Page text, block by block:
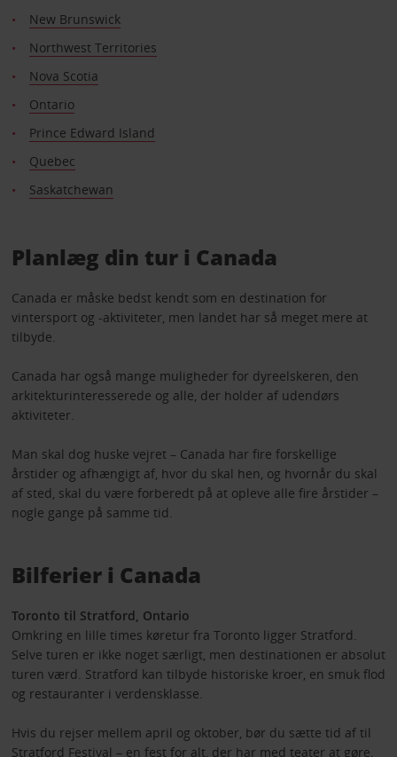
New Brunswick
Northwest Territories
Nova Scotia
Ontario
Prince Edward Island
Quebec
Saskatchewan
Planlæg din tur i Canada
Canada er måske bedst kendt som en destination for
vintersport og -aktiviteter, men landet har så meget mere at
tilbyde.
Canada har også mange muligheder for dyreelskeren, den
arkitekturinteresserede og alle, der holder af udendørs
aktiviteter.
Man skal dog huske vejret – Canada har fire forskellige
årstider og afhængigt af, hvor du skal hen, og hvornår du skal
af sted, skal du være forberedt på at opleve alle fire årstider –
nogle gange på samme tid.
Bilferier i Canada
Toronto til Stratford, Ontario
Omkring en lille times køretur fra Toronto ligger Stratford.
Selve turen er ikke noget særligt, men destinationen er absolut
turen værd. Stratford kan tilbyde historiske kroer, en smuk flod
og restauranter i verdensklasse.
Hvis du rejser mellem april og oktober, bør du sætte tid af til
Stratford Festival – en fest for alt, der har med teater at gøre,